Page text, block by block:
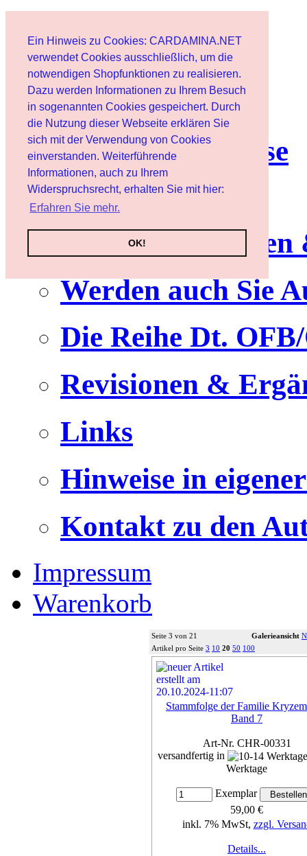
Ein Hinweis zu Cookies: CARDAMINA.NET
verwendet Cookies ausschließlich, um die
notwendigen Shopfunktionen zu realisieren.
Dazu werden Informationen zu Ihrem Besuch
in sogenannten Cookies gespeichert. Durch
die Nutzung dieser Webseite erklären Sie
sich mit der Verwendung von Cookies
einverstanden. Weiterführende
Informationen, auch zu Ihrem
Widerspruchsrecht, erhalten Sie mit hier:
Erfahren Sie mehr.
OK!
Benutzer
Newsletter
Nutzungshinweise
Service
Werden auch Sie
Die Reihe Dt.
Revisionen &
Links
Hinweise in
Kontakt zu den
Impressum
Warenkorb
Seite 3 von 21 Galerieansicht
Artikel pro Seite 3 10 20 50 100
Stammfolge der Familie
Band 7
Art-Nr. CHR-00331
versandfertig in
Werktage
Exemplar
59,00 €
inkl. 7% MwSt, zzgl.
Details...